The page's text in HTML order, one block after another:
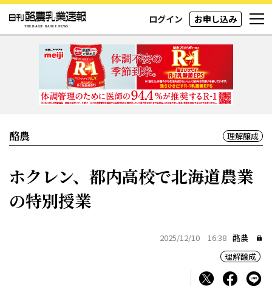
ログイン お申し込み
酪農 理解醸成
ホクレン、都内高校で北海道農業
の特別授業
2025/12/10 16:38 酪農
理解醸成